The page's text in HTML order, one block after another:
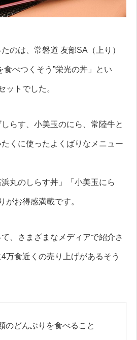
のは、常磐道 友部SA（上り）
食べつくそう”栄光の丼」とい
ットでした。
らす、小美玉のにら、常陸牛と
くに使ったよくばりなメニュー
浜丸のしらす丼」「小美玉にら
がお得感満載です。
、さまざまなメディアで紹介さ
万食近くの売り上げがあるそう
のどんぶりを食べること